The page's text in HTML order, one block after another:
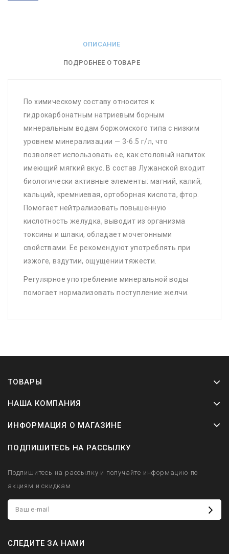
ОПИСАНИЕ
ПОДРОБНЕЕ О ТОВАРЕ
По химическому составу относится к
гидрокарбонатным натриевым борным
минеральным водам боржомского типа с низким
уровнем минерализации — 3-6.5 г/л, что
позволяет использовать ее, как столовый напиток
имеющий мягкий вкус. В состав Лужанской входит
биологически активные элементы: магний, калий,
кальций, кремниевая, ортоборная кислота, фтор.
Помогает нейтрализовать повышенную
кислотность желудка, выводит из организма
токсины и шлаки, обладает мочегонными
свойствами. Ее рекомендуют употреблять при
изжоге, вздутии, ощущении тяжести.
Регулярное употребление минеральной воды
помогает нормализовать поступление желчи.
ТОВАРЫ
НАША КОМПАНИЯ
ИНФОРМАЦИЯ О МАГАЗИНЕ
ПОДПИШИТЕСЬ НА РАССЫЛКУ
Подпишитесь на рассылку и получайте информацию по
акциям и скидкам
СЛЕДИТЕ ЗА НАМИ